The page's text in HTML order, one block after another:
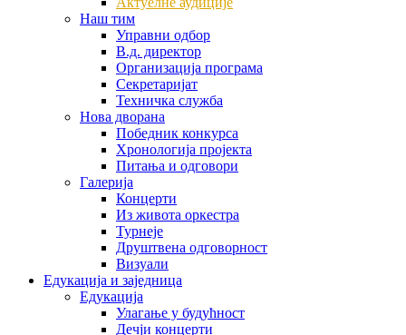
Наш тим
Управни одбор
В.д. директор
Организација програма
Секретаријат
Техничка служба
Нова дворана
Победник конкурса
Хронологија пројекта
Питања и одговори
Галерија
Концерти
Из живота оркестра
Турнеје
Друштвена одговорност
Визуали
Едукација и заједница
Едукација
Улагање у будућност
Дечји концерти